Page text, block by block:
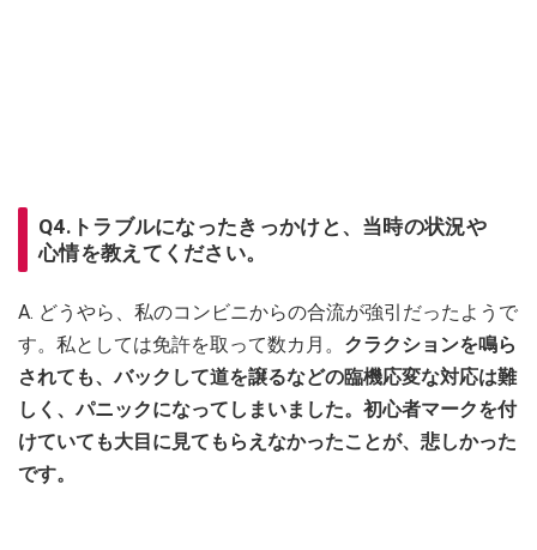
Q4.トラブルになったきっかけと、当時の状況や
心情を教えてください。
A. どうやら、私のコンビニからの合流が強引だったようで
す。私としては免許を取って数カ月。 クラクションを鳴ら
されても、バックして道を譲るなどの臨機応変な対応は難
しく、パニックになってしまいました。初心者マークを付
けていても大目に見てもらえなかったことが、悲しかった
です。